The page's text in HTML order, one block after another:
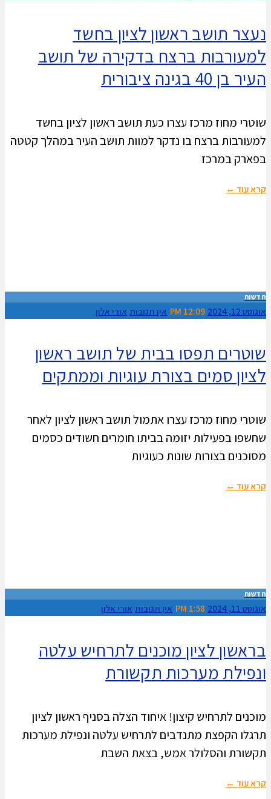
נעצר תושב ראשון לציון בחשד
למעורבות ברצח בדקירה של תושב
העיר בן 40 בגינה ציבורית
שוטרי מחוז מרכז עצרו כעת תושב ראשון לציון בחשד
למעורבות ברצח בו נדקר למוות תושב העיר במהלך קטטה
בפארק במרכז
קרא עוד ←
חדשות
אוגוסט 12, 2024 12:09 PM אין תגובות אורי אלון
שוטרים תפסו בבית של תושב ראשון
לציון סמים בצורת עוגיות וממתקים
שוטרי מחוז מרכז עצרו אתמול תושב ראשון לציון לאחר
שחשפו בפעילות יזומה בביתו חומרים חשודים כסמים
מסוכנים בצורות שונות כעוגיות
קרא עוד ←
חדשות
אוגוסט 11, 2024 1:58 PM אין תגובות אורי אלון
בראשון לציון מוכנים לתרחיש עלטה
ונפילת מערכות תקשורת
מוכנים לתרחיש קיצון! איחוד הצלה בסניף ראשון לציון
תרגלו הקפצת מתנדבים לתרחיש עלטה ונפילת מערכות
תקשורת והסלולר אמש, בצאת השבת
קרא עוד ←